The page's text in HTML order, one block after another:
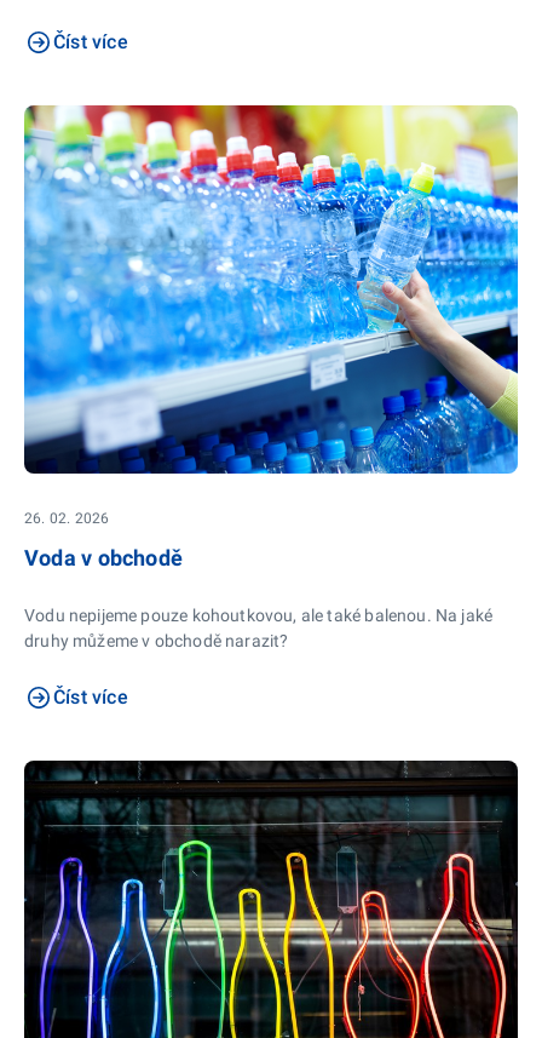
Číst více
26. 02. 2026
Voda v obchodě
Vodu nepijeme pouze kohoutkovou, ale také balenou. Na jaké
druhy můžeme v obchodě narazit?
Číst více